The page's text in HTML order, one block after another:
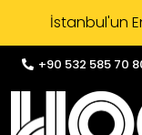
İstanbul'un
+90 532 585 70